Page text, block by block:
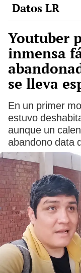
Datos LR
Youtuber
inmensa
se lleva
En un primer
estuvo
aunque un
abandono data